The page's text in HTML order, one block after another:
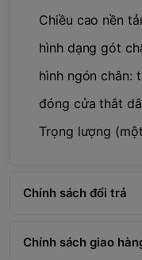
Chiều cao nền
hình dạng gót
hình ngón chân:
đóng cửa thắt
Trọng lượng
Chính sách đổi trả
Chính sách giao